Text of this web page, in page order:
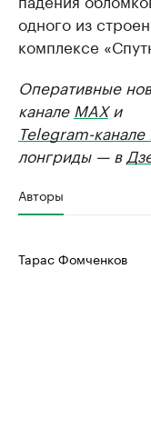
одного из
комплексе
Оперативные
канале MAXи
Telegram-
лонгриды — в
Авторы
Тарас Фомченков